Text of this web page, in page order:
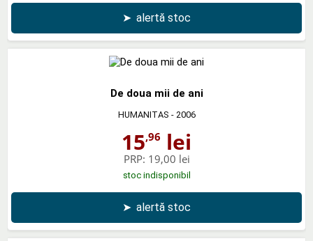
➤ alertă stoc
De doua mii de ani
HUMANITAS - 2006
15,96 lei
PRP: 19,00 lei
stoc indisponibil
➤ alertă stoc